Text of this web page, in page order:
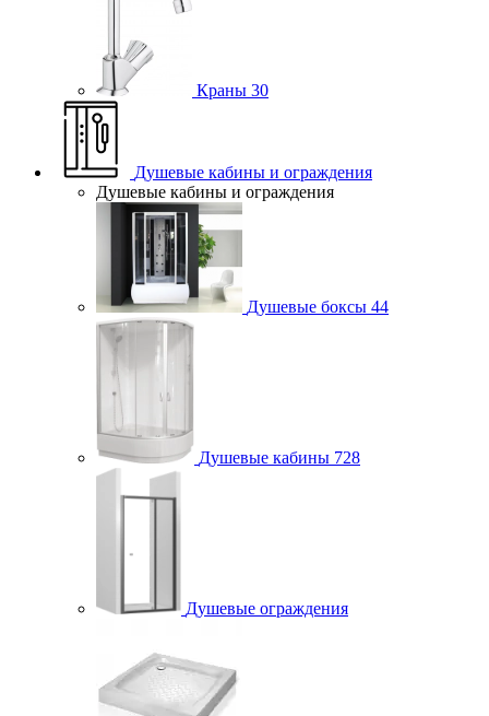
Краны 30
Душевые кабины и ограждения
Душевые кабины и ограждения
Душевые боксы 44
Душевые кабины 728
Душевые ограждения